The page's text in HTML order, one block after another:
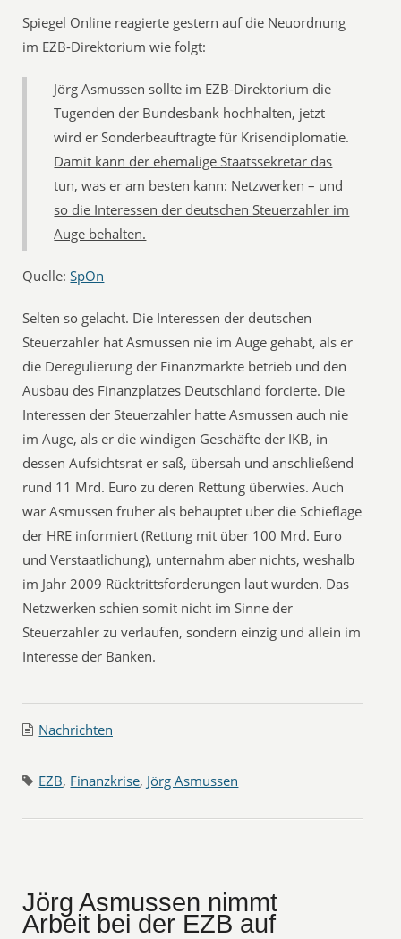
Spiegel Online reagierte gestern auf die Neuordnung
im EZB-Direktorium wie folgt:
Jörg Asmussen sollte im EZB-Direktorium die
Tugenden der Bundesbank hochhalten, jetzt
wird er Sonderbeauftragte für Krisendiplomatie.
Damit kann der ehemalige Staatssekretär das
tun, was er am besten kann: Netzwerken – und
so die Interessen der deutschen Steuerzahler im
Auge behalten.
Quelle:SpOn
Selten so gelacht. Die Interessen der deutschen
Steuerzahler hat Asmussen nie im Auge gehabt, als er
die Deregulierung der Finanzmärkte betrieb und den
Ausbau des Finanzplatzes Deutschland forcierte. Die
Interessen der Steuerzahler hatte Asmussen auch nie
im Auge, als er die windigen Geschäfte der IKB, in
dessen Aufsichtsrat er saß, übersah und anschließend
rund 11 Mrd. Euro zu deren Rettung überwies. Auch
war Asmussen früher als behauptet über die Schieflage
der HRE informiert (Rettung mit über 100 Mrd. Euro
und Verstaatlichung), unternahm aber nichts, weshalb
im Jahr 2009 Rücktrittsforderungen laut wurden. Das
Netzwerken schien somit nicht im Sinne der
Steuerzahler zu verlaufen, sondern einzig und allein im
Interesse der Banken.
Nachrichten
EZB, Finanzkrise, Jörg Asmussen
Jörg Asmussen nimmt
Arbeit bei der EZB auf